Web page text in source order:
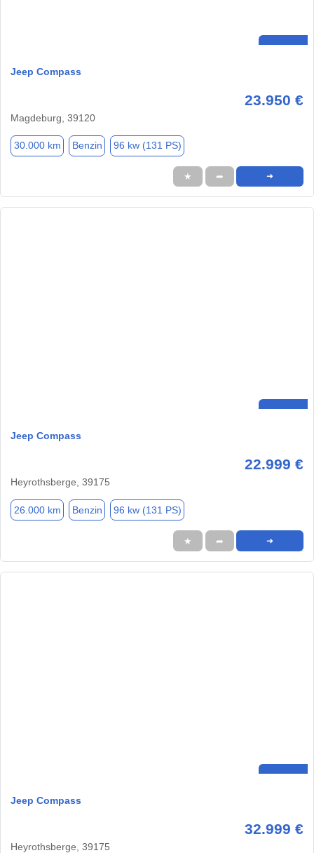
Jeep Compass
23.950 €
Magdeburg, 39120
30.000 km Benzin 96 kw (131 PS)
★ ➦ ➜
Jeep Compass
22.999 €
Heyrothsberge, 39175
26.000 km Benzin 96 kw (131 PS)
★ ➦ ➜
Jeep Compass
32.999 €
Heyrothsberge, 39175